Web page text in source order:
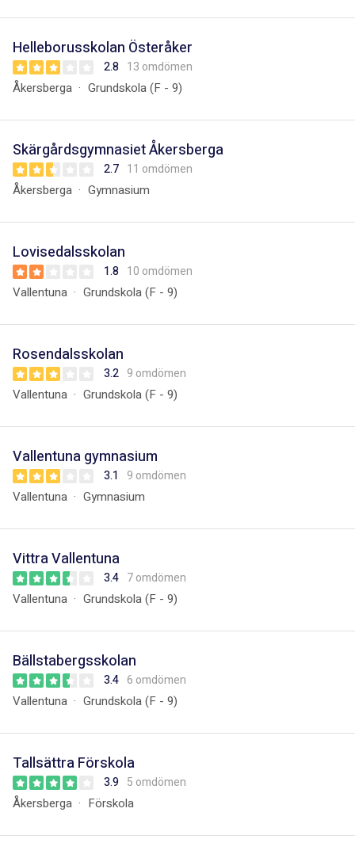
Helleborusskolan Österåker
2.8 13 omdömen
Åkersberga Grundskola (F - 9)
Skärgårdsgymnasiet Åkersberga
2.7 11 omdömen
Åkersberga Gymnasium
Lovisedalsskolan
1.8 10 omdömen
Vallentuna Grundskola (F - 9)
Rosendalsskolan
3.2 9 omdömen
Vallentuna Grundskola (F - 9)
Vallentuna gymnasium
3.1 9 omdömen
Vallentuna Gymnasium
Vittra Vallentuna
3.4 7 omdömen
Vallentuna Grundskola (F - 9)
Bällstabergsskolan
3.4 6 omdömen
Vallentuna Grundskola (F - 9)
Tallsättra Förskola
3.9 5 omdömen
Åkersberga Förskola